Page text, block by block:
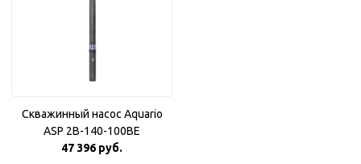
Скважинный насос Aquario
ASP 2B-140-100BE
47 396 руб.